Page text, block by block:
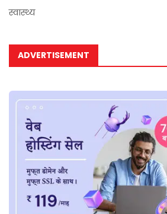
स्वास्थ्य
ADVERTISEMENT